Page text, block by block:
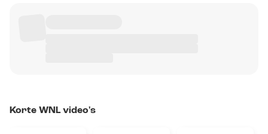
Korte WNL video's